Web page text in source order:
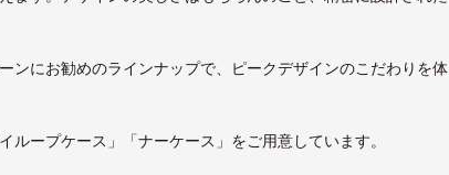
ンにお勧めのラインナップで、ピークデザインのこだわりを体
ープケース」「ナーケース」をご用意しています。